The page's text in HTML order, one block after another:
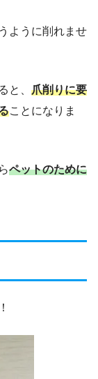
ように削れませ
と、 爪削りに要
ことになりま
ペットのために